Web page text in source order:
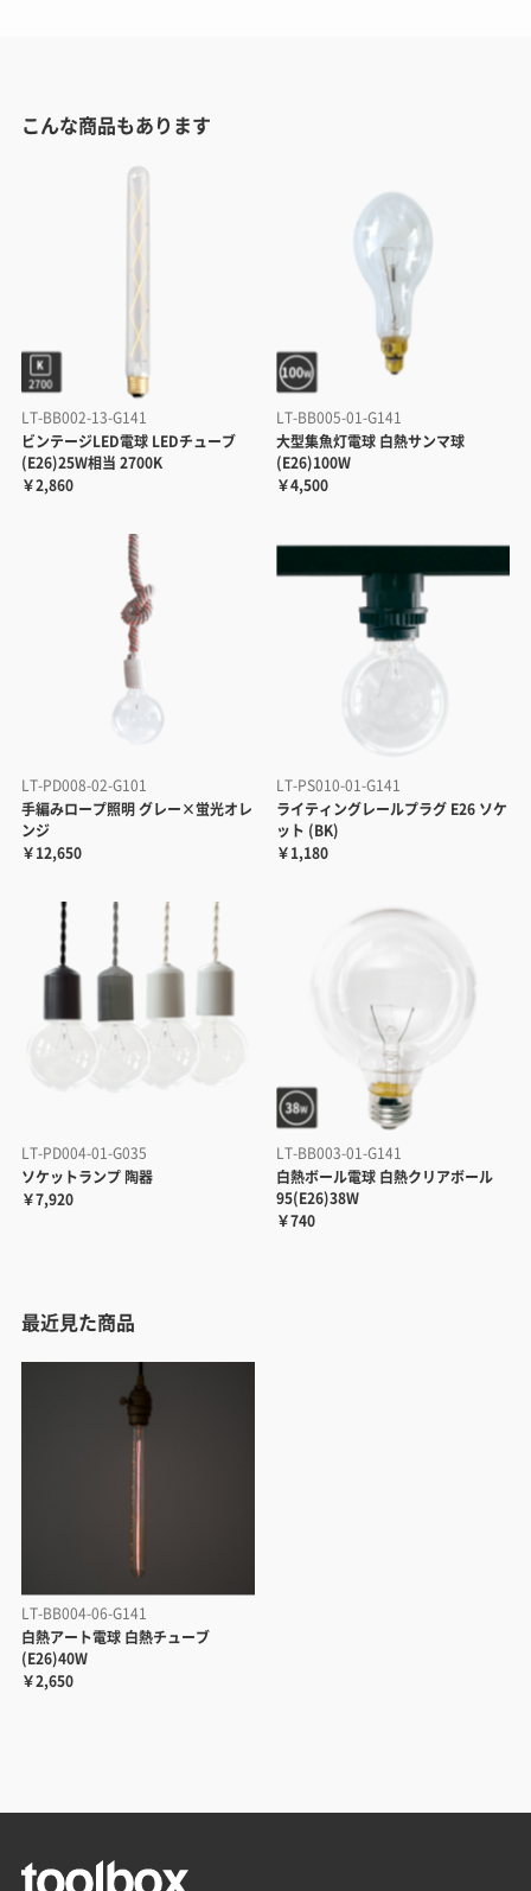
こんな商品もあります
LT-BB002-13-G141
ビンテージLED電球 LEDチューブ
(E26)25W相当 2700K
￥2,860
LT-BB005-01-G141
大型集魚灯電球 白熱サンマ球
(E26)100W
￥4,500
LT-PD008-02-G101
手編みロープ照明 グレー×蛍光オレ
ンジ
￥12,650
LT-PS010-01-G141
ライティングレールプラグ E26 ソケ
ット (BK)
￥1,180
LT-PD004-01-G035
ソケットランプ 陶器
￥7,920
LT-BB003-01-G141
白熱ボール電球 白熱クリアボール
95(E26)38W
￥740
最近見た商品
LT-BB004-06-G141
白熱アート電球 白熱チューブ
(E26)40W
￥2,650